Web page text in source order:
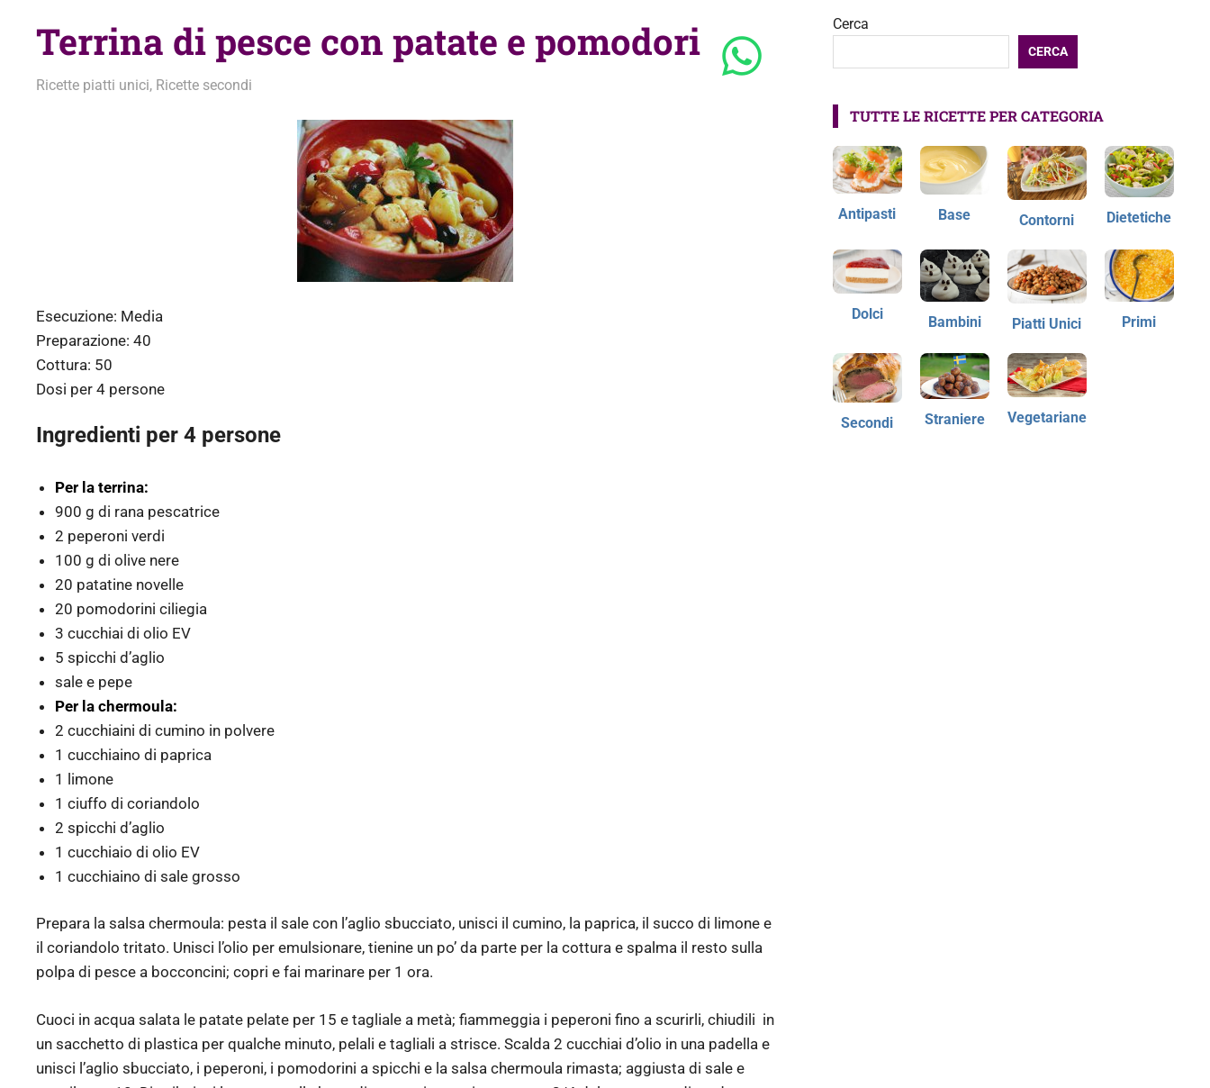
Terrina di pesce con patate e pomodori
18 Febbraio 2011
admin
Ricette piatti unici, Ricette secondi
Esecuzione: Media
Preparazione: 40
Cottura: 50
Dosi per 4 persone
Ingredienti per 4 persone
Per la terrina:
900 g di rana pescatrice
2 peperoni verdi
100 g di olive nere
20 patatine novelle
20 pomodorini ciliegia
3 cucchiai di olio EV
5 spicchi d’aglio
sale e pepe
Per la chermoula:
2 cucchiaini di cumino in polvere
1 cucchiaino di paprica
1 limone
1 ciuffo di coriandolo
2 spicchi d’aglio
1 cucchiaio di olio EV
1 cucchiaino di sale grosso
Prepara la salsa chermoula: pesta il sale con l’aglio sbucciato, unisci il cumino, la paprica, il succo di limone e
il coriandolo tritato. Unisci l’olio per emulsionare, tienine un po’ da parte per la cottura e spalma il resto sulla
polpa di pesce a bocconcini; copri e fai marinare per 1 ora.
Cuoci in acqua salata le patate pelate per 15 e tagliale a metà; fiammeggia i peperoni fino a scurirli, chiudili in
un sacchetto di plastica per qualche minuto, pelali e tagliali a strisce. Scalda 2 cucchiai d’olio in una padella e
unisci l’aglio sbucciato, i peperoni, i pomodorini a spicchi e la salsa chermoula rimasta; aggiusta di sale e
Cerca
CERCA
TUTTE LE RICETTE PER CATEGORIA
Antipasti Base Contorni Dietetiche
Dolci Bambini Piatti Unici Primi
Secondi Straniere Vegetariane